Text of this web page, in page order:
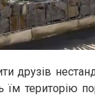
друзів
їм територію